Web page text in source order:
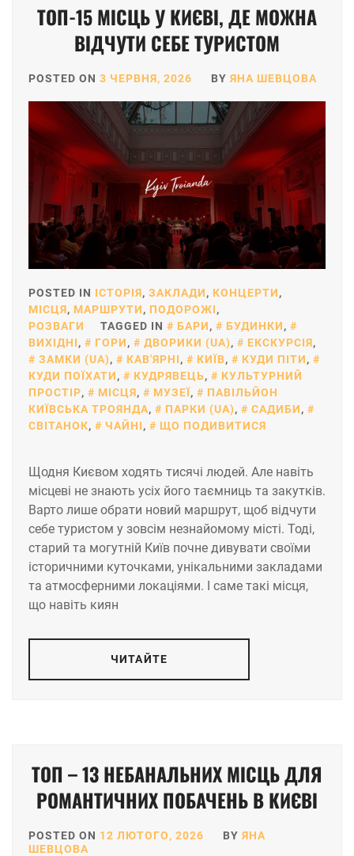
ТОП-15 МІСЦЬ У КИЄВІ, ДЕ МОЖНА
ВІДЧУТИ СЕБЕ ТУРИСТОМ
POSTED ON 3 ЧЕРВНЯ, 2026 BY ЯНА ШЕВЦОВА
POSTED IN ІСТОРІЯ, ЗАКЛАДИ, КОНЦЕРТИ,
МІСЦЯ, МАРШРУТИ, ПОДОРОЖІ,
РОЗВАГИ
TAGGED IN БАРИ, БУДИНКИ,
ВИХІДНІ, ГОРИ, ДВОРИКИ (UA), ЕКСКУРСІЯ,
ЗАМКИ (UA), КАВ'ЯРНІ, КИЇВ, КУДИ ПІТИ,
КУДИ ПОЇХАТИ, КУДРЯВЕЦЬ,
КУЛЬТУРНИЙ
ПРОСТІР, МІСЦЯ, МУЗЕЇ,
ПАВІЛЬЙОН
КИЇВСЬКА ТРОЯНДА, ПАРКИ (UA), САДИБИ,
СВІТАНОК, ЧАЙНІ, ЩО ПОДИВИТИСЯ
Щодня Києвом ходять тисячі людей. Але навіть
місцеві не знають усіх його таємниць та закутків.
Варто лише обрати новий маршрут, щоб відчути
себе туристом у зовсім незнайомому місті. Тоді,
старий та могутній Київ почне дивувати своїми
історичними куточками, унікальними закладами
та атмосферними локаціями. І саме такі місця,
що навіть киян
ЧИТАЙТЕ
ТОП – 13 НЕБАНАЛЬНИХ МІСЦЬ ДЛЯ
РОМАНТИЧНИХ ПОБАЧЕНЬ В КИЄВІ
POSTED ON 12 ЛЮТОГО, 2026 BY ЯНА
ШЕВЦОВА